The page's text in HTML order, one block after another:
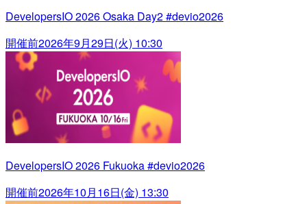
DevelopersIO 2026 Osaka Day2 #devio2026
開催前2026年9月29日(火) 10:30
DevelopersIO 2026 Fukuoka #devio2026
開催前2026年10月16日(金) 13:30